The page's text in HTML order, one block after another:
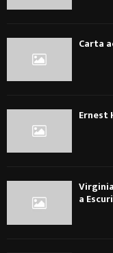
Carta
Ernest
a